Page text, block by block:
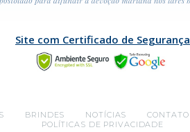
Site com Certificado de Segurança
BRINDES NOTÍCIAS CONTATO
POLÍTICAS DE PRIVACIDADE